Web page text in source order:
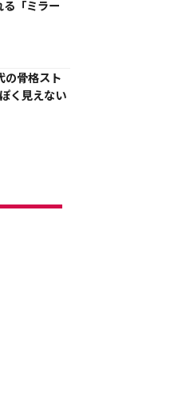
「ミラー
の骨格スト
く見えない